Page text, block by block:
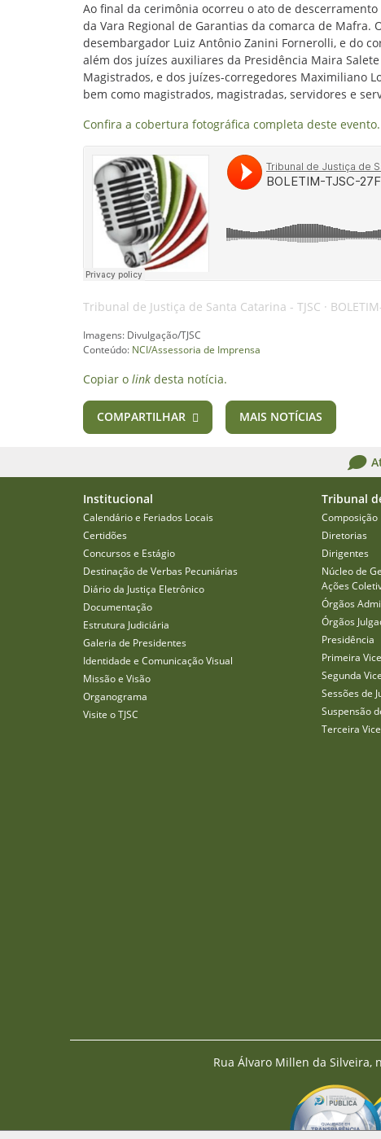
Ao final da cerimônia ocorreu o ato de
da Vara Regional de Garantias da comarca de Mafra.
desembargador Luiz Antônio Zanini Fornerolli, e do
além dos juízes auxiliares da Presidência Maira
Magistrados, e dos juízes-corregedores Maximiliano
bem como magistrados, magistradas, servidores e
Confira a cobertura fotográfica completa deste evento.
Tribunal de Justiça de Santa Catarina - TJSC ·
Imagens: Divulgação/TJSC
Conteúdo: NCI/Assessoria de Imprensa
Copiar o link desta notícia.
COMPARTILHAR MAIS NOTÍCIAS
Institucional
Calendário e Feriados Locais
Certidões
Concursos e Estágio
Destinação de Verbas Pecuniárias
Diário da Justiça Eletrônico
Documentação
Estrutura Judiciária
Galeria de Presidentes
Identidade e Comunicação Visual
Missão e Visão
Organograma
Visite o TJSC
Tribunal
Composição
Diretorias
Dirigentes
Núcleo de
Ações
Órgãos
Órgãos
Presidência
Primeira
Segunda
Sessões de
Suspensão
Terceira
Rua Álvaro Millen da Silveira,